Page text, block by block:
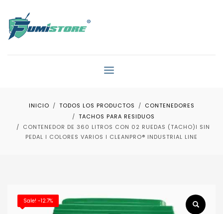
INICIO TODOS LOS PRODUCTOS
CONTENEDORES
TACHOS PARA RESIDUOS
CONTENEDOR DE 360 LITROS CON 02 RUEDAS (TACHO)ǀ SIN
PEDAL ǀ COLORES VARIOS ǀ CLEANPRO® INDUSTRIAL LINE
Sale! -12.7%